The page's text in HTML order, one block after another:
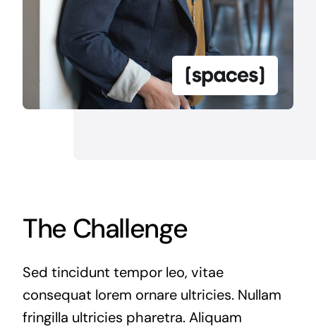
The Challenge
Sed tincidunt tempor leo, vitae
consequat lorem ornare ultricies. Nullam
fringilla ultricies pharetra. Aliquam